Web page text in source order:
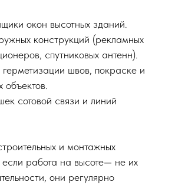
окон высотных зданий.
конструкций (рекламных
спутниковых антенн).
герметизации швов, покраске и
объектов.
сотовой связи и линий
и монтажных
работа на высоте— не их
они регулярно